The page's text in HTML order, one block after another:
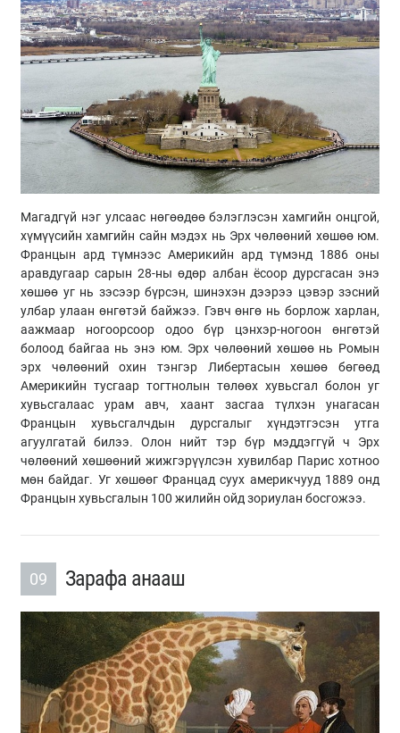
Магадгүй нэг улсаас нөгөөдөө бэлэглэсэн хамгийн онцгой,
хүмүүсийн хамгийн сайн мэдэх нь Эрх чөлөөний хөшөө юм.
Францын ард түмнээс Америкийн ард түмэнд 1886 оны
аравдугаар сарын 28-ны өдөр албан ёсоор дурсгасан энэ
хөшөө уг нь зэсээр бүрсэн, шинэхэн дээрээ цэвэр зэсний
улбар улаан өнгөтэй байжээ. Гэвч өнгө нь борлож харлан,
аажмаар ногоорсоор одоо бүр цэнхэр-ногоон өнгөтэй
болоод байгаа нь энэ юм. Эрх чөлөөний хөшөө нь Ромын
эрх чөлөөний охин тэнгэр Либертасын хөшөө бөгөөд
Америкийн тусгаар тогтнолын төлөөх хувьсгал болон уг
хувьсгалаас урам авч, хаант засгаа түлхэн унагасан
Францын хувьсгалчдын дурсгалыг хүндэтгэсэн утга
агуулгатай билээ. Олон нийт тэр бүр мэддэггүй ч Эрх
чөлөөний хөшөөний жижгэрүүлсэн хувилбар Парис хотноо
мөн байдаг. Уг хөшөөг Францад суух америкчууд 1889 онд
Францын хувьсгалын 100 жилийн ойд зориулан босгожээ.
09 Зарафа анааш